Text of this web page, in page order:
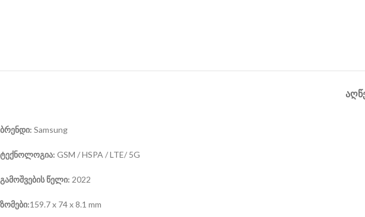
ბრენდი: Samsung
ტექნოლოგია: GSM / HSPA / LTE/ 5G
გამოშვების წელი: 2022
ზომები:159.7 x 74 x 8.1 mm